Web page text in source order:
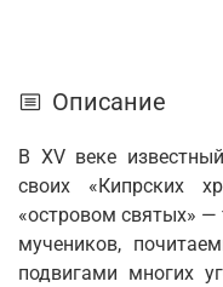
Описание
В XV веке
своих «Кипрских
«островом святых» —
мучеников,
подвигами многих